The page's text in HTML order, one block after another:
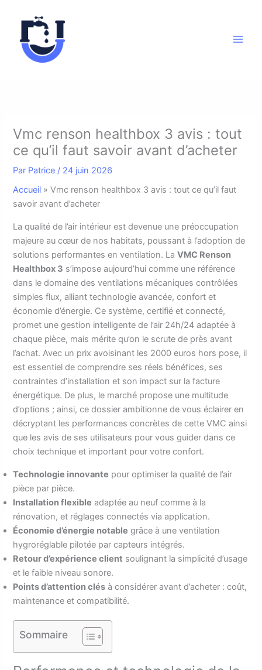
Vmc renson healthbox 3 avis : tout
ce qu’il faut savoir avant d’acheter
Par Patrice / 24 juin 2026
Accueil »Vmc renson healthbox 3 avis : tout ce qu’il faut
savoir avant d’acheter
La qualité de l’air intérieur est devenue une préoccupation
majeure au cœur de nos habitats, poussant à l’adoption de
solutions performantes en ventilation. LaVMC Renson
Healthbox 3 s’impose aujourd’hui comme une référence
dans le domaine des ventilations mécaniques contrôlées
simples flux, alliant technologie avancée, confort et
économie d’énergie. Ce système, certifié et connecté,
promet une gestion intelligente de l’air 24h/24 adaptée à
chaque pièce, mais mérite qu’on le scrute de près avant
l’achat. Avec un prix avoisinant les 2000 euros hors pose, il
est essentiel de comprendre ses réels bénéfices, ses
contraintes d’installation et son impact sur la facture
énergétique. De plus, le marché propose une multitude
d’options ; ainsi, ce dossier ambitionne de vous éclairer en
décryptant les performances concrètes de cette VMC ainsi
que les avis de ses utilisateurs pour vous guider dans ce
choix technique et important pour votre confort.
Technologie innovante pour optimiser la qualité de l’air
pièce par pièce.
Installation flexible adaptée au neuf comme à la
rénovation, et réglages connectés via application.
Économie d’énergie notable grâce à une ventilation
hygroréglable pilotée par capteurs intégrés.
Retour d’expérience client soulignant la simplicité d’usage
et le faible niveau sonore.
Points d’attention clés à considérer avant d’acheter : coût,
maintenance et compatibilité.
Sommaire